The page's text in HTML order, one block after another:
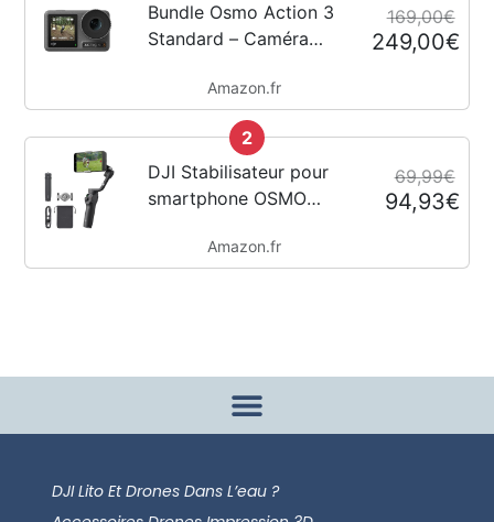
Bundle Osmo Action 3
Standard – Caméra
super large,
HorizonSteady,
résistant au froid,
longue durée, support
vertical à démontage...
169,00€
249,00€
Amazon.fr
2
DJI Stabilisateur pour
smartphone OSMO
pour téléphones, bras
69,99€
94,93€
Amazon.fr
DJI Lito Et Drones Dans L’eau ?